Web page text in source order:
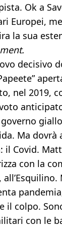
Ok a
Europei,
la sua
decisivo
nel 2019,
Ma dovrà
il Covid.
con la
il colpo.
con le